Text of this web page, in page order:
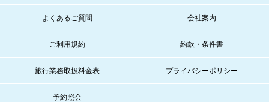
よくあるご質問 会社案内
ご利用規約 約款・条件書
旅行業務取扱料金表 プライバシーポリシー
予約照会